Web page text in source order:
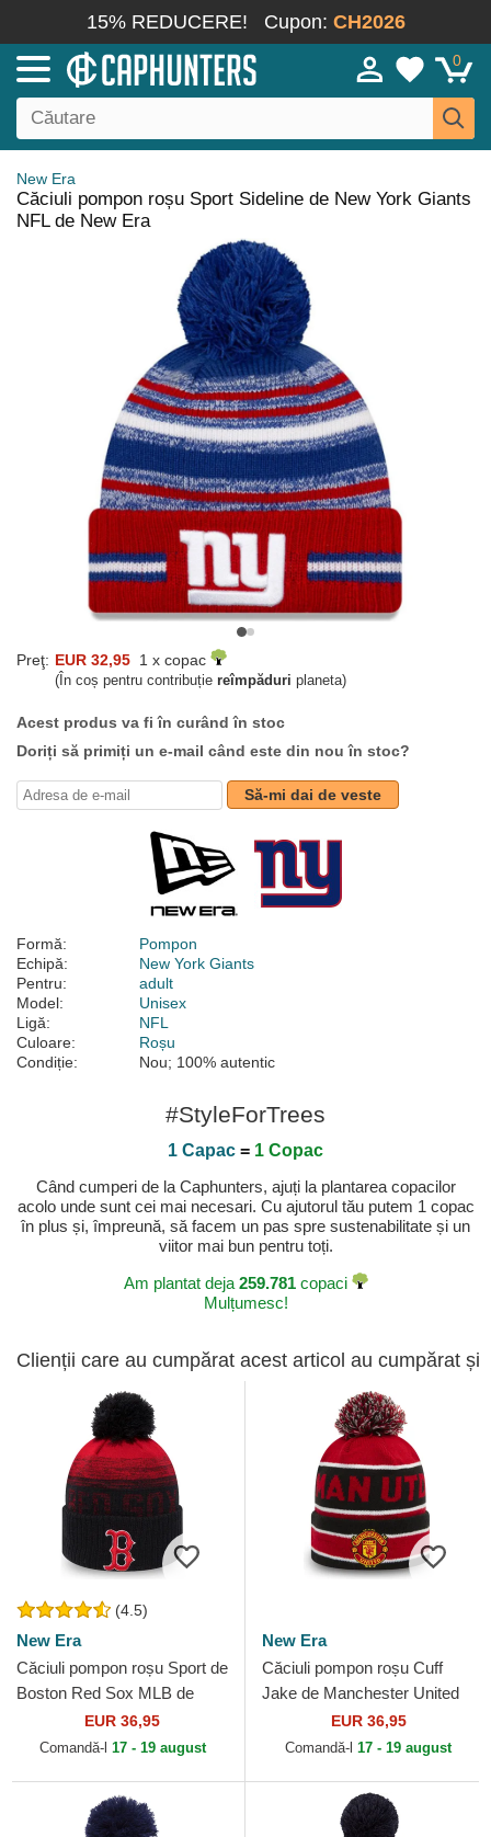
15% REDUCERE! Cupon: CH2026
0
New Era
Căciuli pompon roșu Sport Sideline de New York Giants
NFL de New Era
Preţ: EUR 32,95 1 x copac
(În coș pentru contribuție reîmpăduri planeta)
Acest produs va fi în curând în stoc
Doriți să primiți un e-mail când este din nou în stoc?
Să-mi dai de veste
Formă:
Pompon
Echipă:
New York Giants
Pentru:
adult
Model:
Unisex
Ligă:
NFL
Culoare:
Roșu
Condiție:
Nou; 100% autentic
#StyleForTrees
1 Capac = 1 Copac
Când cumperi de la Caphunters, ajuți la plantarea copacilor
acolo unde sunt cei mai necesari. Cu ajutorul tău putem 1 copac
în plus și, împreună, să facem un pas spre sustenabilitate și un
viitor mai bun pentru toți.
Am plantat deja 259.781copaci
Mulțumesc!
Clienții care au cumpărat acest articol au cumpărat și
(4.5)
New Era
Căciuli pompon roșu Sport de
Boston Red Sox MLB de
EUR 36,95
Comandă-l 17 - 19 august
New Era
Căciuli pompon roșu Cuff
Jake de Manchester United
Football Club Premier League
de New Era
EUR 36,95
Comandă-l 17 - 19 august